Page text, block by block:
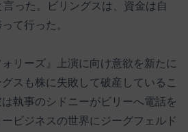
った。ビリングスは、資金は自
て行った。
リーズ』上演に向け意欲を新たに
スも株に失敗して破産しているこ
執事のシドニーがビリーへ電話を
ビジネスの世界にジーグフェルド